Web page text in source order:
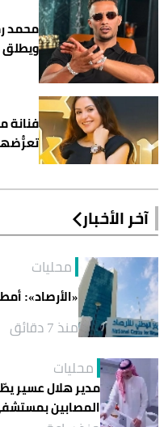
محمد
فنانة
آخر الأخبار
محليات
«الأرصاد»: أمطار
منذ 7 دقائق
محليات
مدير هلال عسير
المصابين